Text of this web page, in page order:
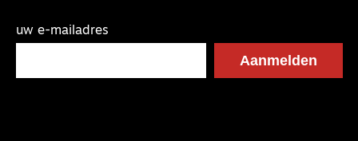
uw e-mailadres